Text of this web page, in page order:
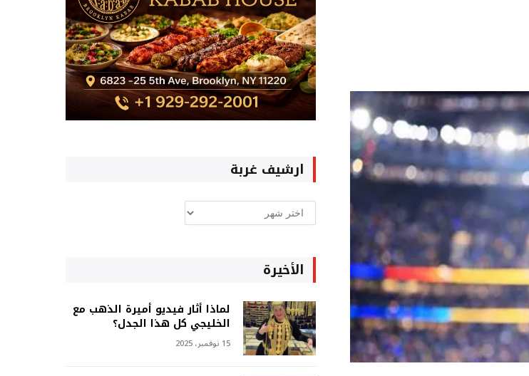
ارشيف غربة
ارشيف
غربة
الأخيرة
لماذا أثار فيديو أميرة الذهب مع
الخليجي كل هذا الجدل؟
15 نوفمبر، 2025